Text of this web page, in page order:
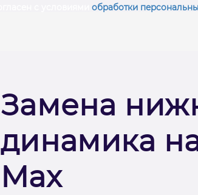
обработки
Замена
динамика
Max